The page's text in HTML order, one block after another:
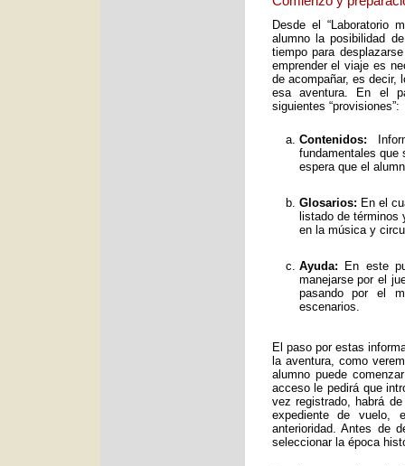
Desde el “Laboratorio
alumno la posibilidad
tiempo para
emprender el viaje es
de acompañar, es decir,
esa aventura. En el
siguientes “provisiones”:
Contenidos:
fundamentales que
espera que el
Glosarios: En el
listado de
en la música y
Ayuda: En este
manejarse por el
pasando por el
escenarios.
El paso por estas
la aventura, como
alumno puede
acceso le pedirá que
vez registrado, habrá
expediente de vuelo,
anterioridad. Antes de
seleccionar la época